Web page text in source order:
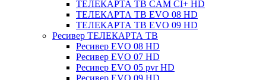
ТЕЛЕКАРТА ТВ CAM CI+ HD
ТЕЛЕКАРТА ТВ EVO 08 HD
ТЕЛЕКАРТА ТВ EVO 09 HD
Ресивер ТЕЛЕКАРТА ТВ
Ресивер EVO 08 HD
Ресивер EVO 07 HD
Ресивер EVO 05 pvr HD
Ресивер EVO 09 HD